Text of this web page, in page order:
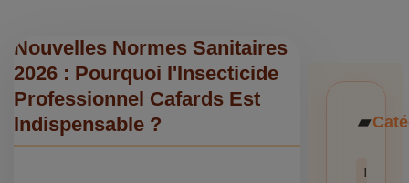
Nouvelles Normes Sanitaires
2026 : Pourquoi l'Insecticide
Professionnel Cafards Est
Indispensable ?
Toutes